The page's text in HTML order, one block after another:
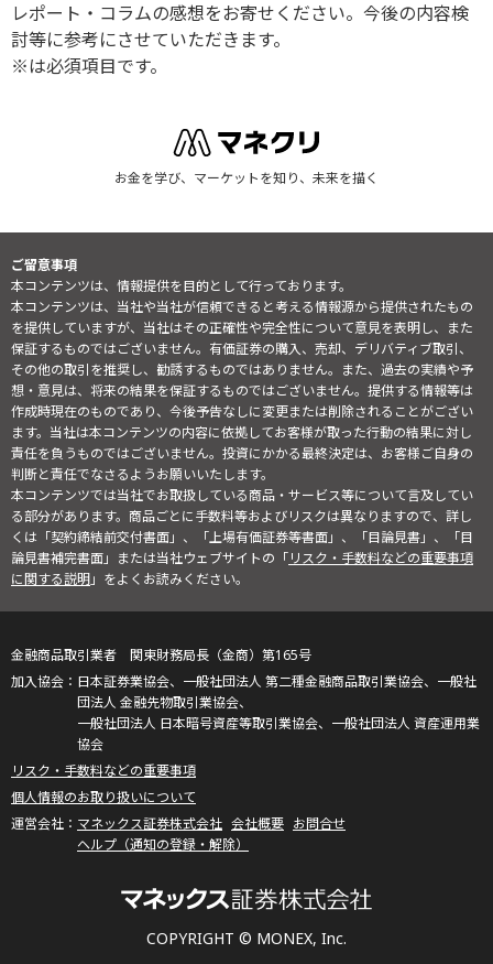
レポート・コラムの感想をお寄せください。今後の内容検
討等に参考にさせていただきます。
※は必須項目です。
お金を学び、マーケットを知り、未来を描く
ご留意事項
本コンテンツは、情報提供を目的として行っております。
本コンテンツは、当社や当社が信頼できると考える情報源から提供されたもの
を提供していますが、当社はその正確性や完全性について意見を表明し、また
保証するものではございません。有価証券の購入、売却、デリバティブ取引、
その他の取引を推奨し、勧誘するものではありません。また、過去の実績や予
想・意見は、将来の結果を保証するものではございません。提供する情報等は
作成時現在のものであり、今後予告なしに変更または削除されることがござい
ます。当社は本コンテンツの内容に依拠してお客様が取った行動の結果に対し
責任を負うものではございません。投資にかかる最終決定は、お客様ご自身の
判断と責任でなさるようお願いいたします。
本コンテンツでは当社でお取扱している商品・サービス等について言及してい
る部分があります。商品ごとに手数料等およびリスクは異なりますので、詳し
くは「契約締結前交付書面」、「上場有価証券等書面」、「目論見書」、「目
論見書補完書面」または当社ウェブサイトの「リスク・手数料などの重要事項
に関する説明」をよくお読みください。
COPYRIGHT © MONEX, Inc.
金融商品取引業者 関東財務局長（金商）第165号
日本証券業協会、一般社団法人 第二種金融商品取引業協会、一般社
団法人 金融先物取引業協会、
一般社団法人 日本暗号資産等取引業協会、一般社団法人 資産運用業
協会
リスク・手数料などの重要事項
個人情報のお取り扱いについて
マネックス証券株式会社 会社概要 お問合せ
ヘルプ（通知の登録・解除）